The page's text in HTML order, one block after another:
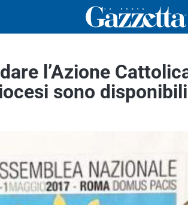
l’Azione
sono